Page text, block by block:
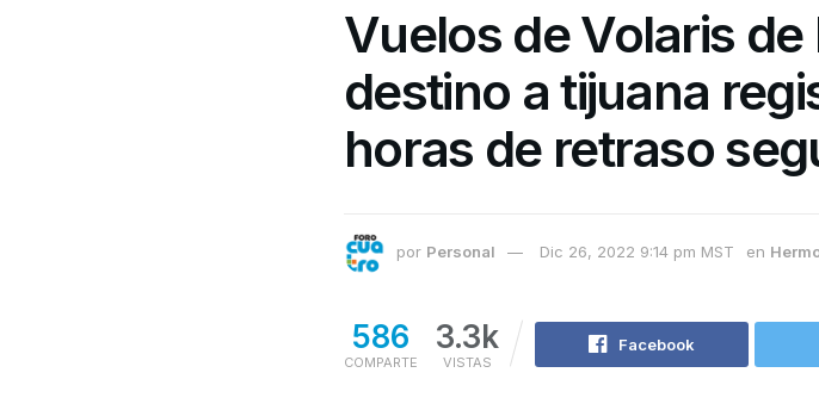
Vuelos de Volaris
destino a tijuana
horas de retraso
por Personal Dic 26, 2022 9:14 pm MST en
586
COMPARTE
3.3k
VISTAS
Facebook